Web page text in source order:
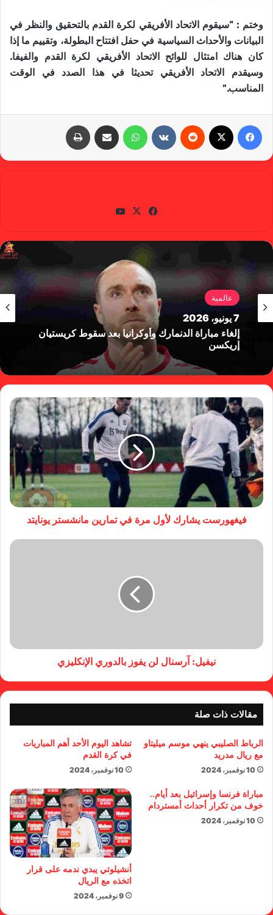
وختم : “سيقوم الاتحاد الأفريقي لكرة القدم بالتحقيق والنظر في
البيانات والأحداث السياسية في حفل افتتاح البطولة، وتقييم ما إذا
كان هناك امتثال للوائح الاتحاد الأفريقي لكرة القدم والفيفا.
وسيقدم الاتحاد الأفريقي تحديثا في هذا الصدد في الوقت
المناسب.”
واتساب
في
وك
X
عالمية
7 يونيو، 2026
إلغاء مباراة الدنمارك وأوكرانيا بعد سقوط كريستيان
إريكسن
فيغهورست يشارك لأول مرة في تمارين مانشستر يونايتد
نيفيل: آرسنال لن يفوز بالدوري الإنكليزي
مقالات ذات صلة
الرباط الصليبي ينهي موسم ميليتاو
مع ريال مدريد
10 نوفمبر، 2024
تشاهد اليوم الأحد أهم المباريات
في كرة القدم
10 نوفمبر، 2024
مباراة فرنسا وإسرائيل بعد أيام..
خوف من تكرار أحداث أمستردام
10 نوفمبر، 2024
أنشيلوتي يبدي ندمه على قرار
اتخذه مع الريال
9 نوفمبر، 2024